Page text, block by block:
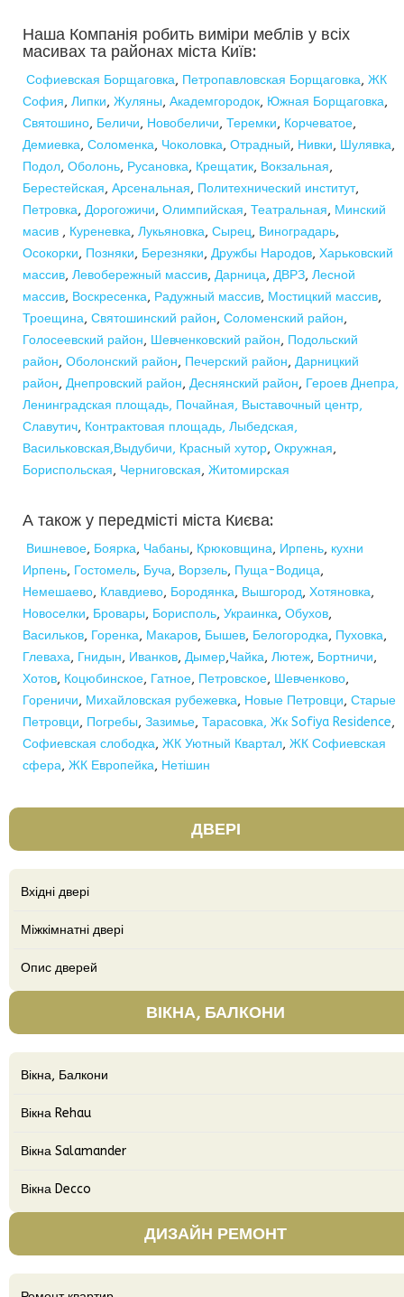
Наша Компанія робить виміри меблів у всіх
масивах та районах міста Київ:
Софиевская Борщаговка, Петропавловская Борщаговка, ЖК
София, Липки, Жуляны, Академгородок, Южная Борщаговка,
Святошино, Беличи, Новобеличи, Теремки, Корчеватое,
Демиевка, Соломенка, Чоколовка, Отрадный, Нивки, Шулявка,
Подол, Оболонь, Русановка, Крещатик, Вокзальная,
Берестейская, Арсенальная, Политехнический институт,
Петровка, Дорогожичи, Олимпийская, Театральная, Минский
масив , Куреневка, Лукьяновка, Сырец, Виноградарь,
Осокорки, Позняки, Березняки, Дружбы Народов, Харьковский
массив, Левобережный массив, Дарница, ДВРЗ, Лесной
массив, Воскресенка, Радужный массив, Мостицкий массив,
Троещина, Святошинский район, Соломенский район,
Голосеевский район, Шевченковский район, Подольский
район, Оболонский район, Печерский район, Дарницкий
район, Днепровский район, Деснянский район, Героев Днепра,
Ленинградская площадь, Почайная, Выставочный центр,
Славутич, Контрактовая площадь, Лыбедская,
Васильковская,Выдубичи, Красный хутор, Окружная,
Бориспольская, Черниговская, Житомирская
А також у передмісті міста Києва:
Вишневое, Боярка, Чабаны, Крюковщина, Ирпень, кухни
Ирпень, Гостомель, Буча, Ворзель, Пуща-Водица,
Немешаево, Клавдиево, Бородянка, Вышгород, Хотяновка,
Новоселки, Бровары, Борисполь, Украинка, Обухов,
Васильков, Горенка, Макаров, Бышев, Белогородка, Пуховка,
Глеваха, Гнидын, Иванков, Дымер,Чайка, Лютеж, Бортничи,
Хотов, Коцюбинское, Гатное, Петровское, Шевченково,
Гореничи, Михайловская рубежевка, Новые Петровци, Старые
Петровци, Погребы, Зазимье, Тарасовка, Жк Sofiya Residence,
Софиевская слободка, ЖК Уютный Квартал, ЖК Софиевская
сфера, ЖК Европейка, Нетішин
ДВЕРІ
Вхідні двері
Міжкімнатні двері
Опис дверей
ВІКНА, БАЛКОНИ
Вікна, Балкони
Вікна Rehau
Вікна Salamander
Вікна Decco
ДИЗАЙН РЕМОНТ